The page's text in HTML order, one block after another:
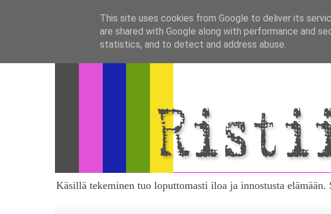
Käsillä tekeminen tuo loputtomasti iloa ja innostusta elämään.
This site uses cookies from Google to deliver its
are shared with Google along with performance and
statistics, and to detect and address abuse.